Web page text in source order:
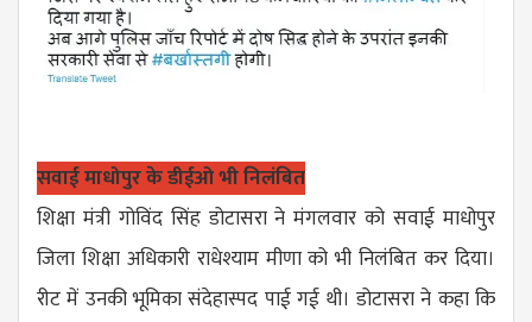
सवाई माधोपुर के डीईओ भी निलंबित
शिक्षा मंत्री गोविंद सिंह डोटासरा ने मंगलवार को सवाई माधोपुर
जिला शिक्षा अधिकारी राधेश्याम मीणा को भी निलंबित कर दिया।
रीट में उनकी भूमिका संदेहास्पद पाई गई थी। डोटासरा ने कहा कि